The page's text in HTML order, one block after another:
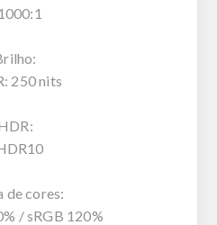
250 nits
de cores:
/ sRGB 120%